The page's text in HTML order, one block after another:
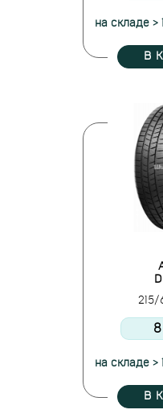
на складе >
В
215/
на складе >
В